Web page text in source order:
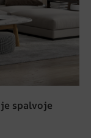
spalvoje